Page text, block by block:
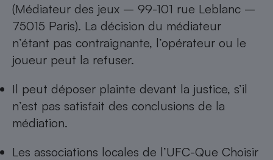
(Médiateur des jeux – 99-101 rue Leblanc –
75015 Paris). La décision du médiateur
n’étant pas contraignante, l’opérateur ou le
joueur peut la refuser.
Il peut déposer plainte devant la justice, s’il
n’est pas satisfait des conclusions de la
médiation.
Les associations locales de l’UFC-Que Choisir